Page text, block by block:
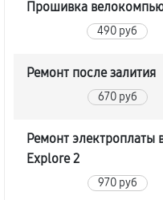
Прошивка
490 руб
Ремонт после залития
670 руб
Ремонт электроплаты
Explore 2
970 руб